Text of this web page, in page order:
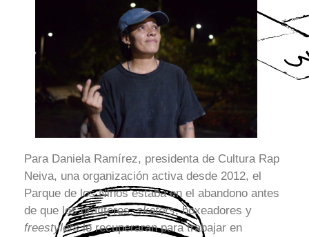
Para Daniela Ramírez, presidenta de Cultura Rap
Neiva, una organización activa desde 2012, el
Parque de los Niños estaba en el abandono antes
de que los grafiteros,skaters, boxeadores y
freestylerslo recuperaran para trabajar en